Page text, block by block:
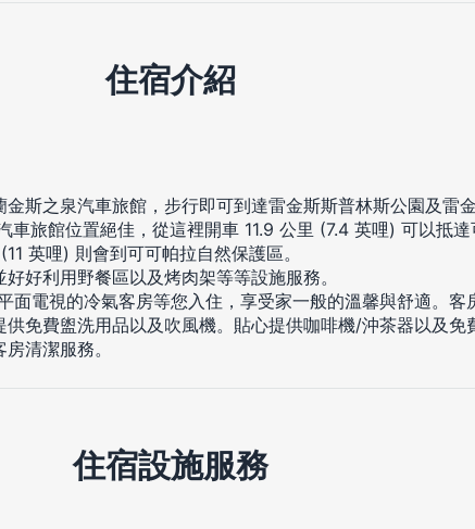
住宿介紹
金斯之泉汽車旅館，步行即可到達雷金斯斯普林斯公園及雷
車旅館位置絕佳，從這裡開車 11.9 公里 (7.4 英哩) 可以抵達
英哩) 則會到可可帕拉自然保護區。
好利用野餐區以及烤肉架等等設施服務。
面電視的冷氣客房等您入住，享受家一般的溫馨與舒適。客
免費盥洗用品以及吹風機。貼心提供咖啡機/沖茶器以及免
清潔服務。
住宿設施服務